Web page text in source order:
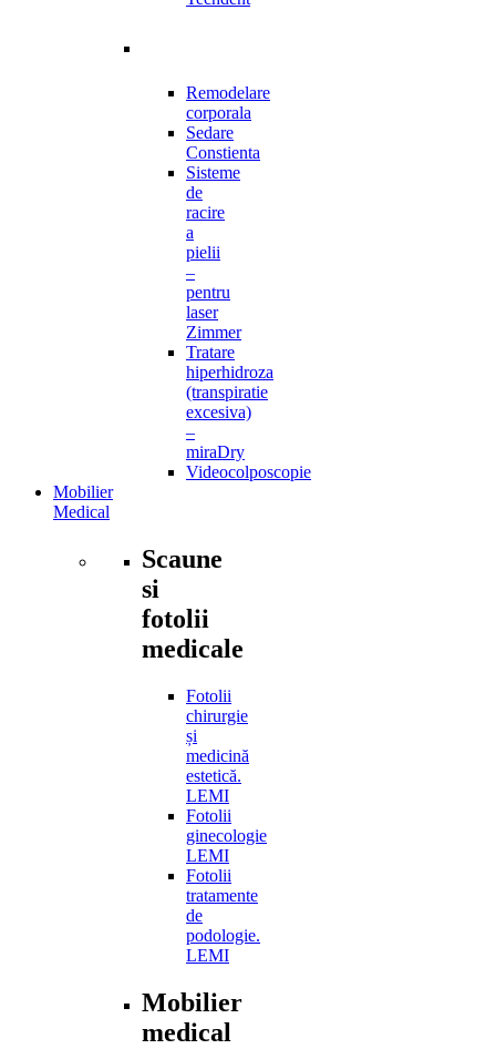
Remodelare
corporala
Sedare
Constienta
Sisteme
de
racire
a
pielii
–
pentru
laser
Zimmer
Tratare
hiperhidroza
(transpiratie
excesiva)
–
miraDry
Videocolposcopie
Mobilier
Medical
Scaune
si
fotolii
medicale
Fotolii
chirurgie
și
medicină
estetică.
LEMI
Fotolii
ginecologie
LEMI
Fotolii
tratamente
de
podologie.
LEMI
Mobilier
medical